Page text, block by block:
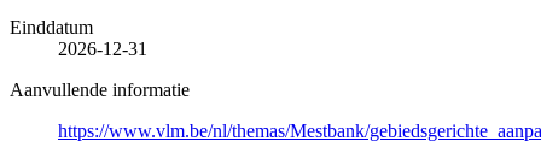
Einddatum
2026-12-31
Aanvullende informatie
https://www.vlm.be/nl/themas/Mestbank/